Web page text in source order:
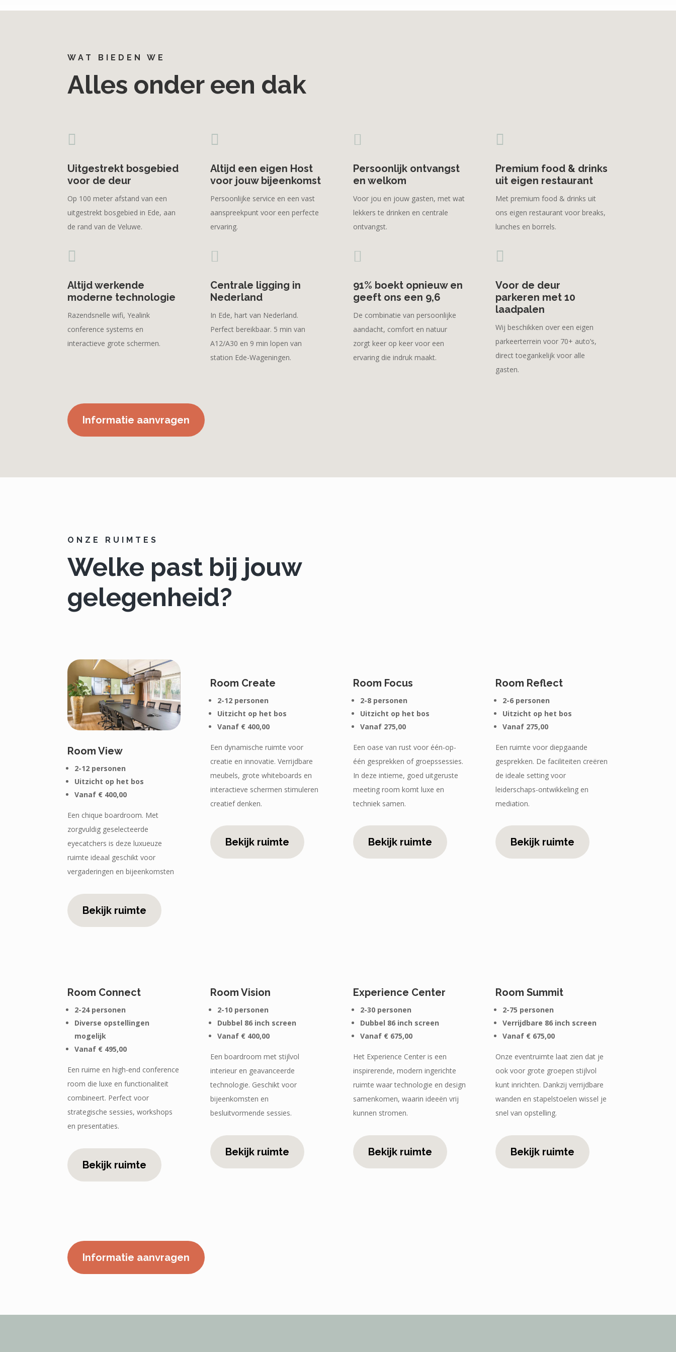
WAT BIEDEN WE
Alles onder een dak

Uitgestrekt bosgebied
voor de deur
Op 100 meter afstand van een
uitgestrekt bosgebied in Ede, aan
de rand van de Veluwe.

Altijd werkende
moderne technologie
Razendsnelle wifi, Yealink
conference systems en
interactieve grote schermen.

Altijd een eigen Host
voor jouw bijeenkomst
Persoonlijke service en een vast
aanspreekpunt voor een perfecte
ervaring.

Centrale ligging in
Nederland
In Ede, hart van Nederland.
Perfect bereikbaar. 5 min van
A12/A30 en 9 min lopen van
station Ede-Wageningen.

Persoonlijk ontvangst
en welkom
Voor jou en jouw gasten, met wat
lekkers te drinken en centrale
ontvangst.

91% boekt opnieuw en
geeft ons een 9,6
De combinatie van persoonlijke
aandacht, comfort en natuur
zorgt keer op keer voor een
ervaring die indruk maakt.

Premium food & drinks
uit eigen restaurant
Met premium food & drinks uit
ons eigen restaurant voor breaks,
lunches en borrels.

Voor de deur
parkeren met 10
laadpalen
Wij beschikken over een eigen
parkeerterrein voor 70+ auto’s,
direct toegankelijk voor alle
gasten.
Informatie aanvragen
ONZE RUIMTES
Welke past bij jouw
gelegenheid?
Room View
2-12 personen
Uitzicht op het bos
Vanaf € 400,00
Een chique boardroom. Met
zorgvuldig geselecteerde
eyecatchers is deze luxueuze
ruimte ideaal geschikt voor
vergaderingen en bijeenkomsten
Bekijk ruimte
Room Create
2-12 personen
Uitzicht op het bos
Vanaf € 400,00
Een dynamische ruimte voor
creatie en innovatie. Verrijdbare
meubels, grote whiteboards en
interactieve schermen stimuleren
creatief denken.
Bekijk ruimte
Room Focus
2-8 personen
Uitzicht op het bos
Vanaf 275,00
Een oase van rust voor één-op-
één gesprekken of groepssessies.
In deze intieme, goed uitgeruste
meeting room komt luxe en
techniek samen.
Bekijk ruimte
Room Reflect
2-6 personen
Uitzicht op het bos
Vanaf 275,00
Een ruimte voor diepgaande
gesprekken. De faciliteiten creëren
de ideale setting voor
leiderschaps-ontwikkeling en
mediation.
Bekijk ruimte
Room Connect
2-24 personen
Diverse opstellingen
mogelijk
Vanaf € 495,00
Een ruime en high-end conference
room die luxe en functionaliteit
combineert. Perfect voor
strategische sessies, workshops
en presentaties.
Bekijk ruimte
Room Vision
2-10 personen
Dubbel 86 inch screen
Vanaf € 400,00
Een boardroom met stijlvol
interieur en geavanceerde
technologie. Geschikt voor
bijeenkomsten en
besluitvormende sessies.
Bekijk ruimte
Experience Center
2-30 personen
Dubbel 86 inch screen
Vanaf € 675,00
Het Experience Center is een
inspirerende, modern ingerichte
ruimte waar technologie en design
samenkomen, waarin ideeën vrij
kunnen stromen.
Bekijk ruimte
Room Summit
2-75 personen
Verrijdbare 86 inch screen
Vanaf € 675,00
Onze eventruimte laat zien dat je
ook voor grote groepen stijlvol
kunt inrichten. Dankzij verrijdbare
wanden en stapelstoelen wissel je
snel van opstelling.
Bekijk ruimte
Informatie aanvragen